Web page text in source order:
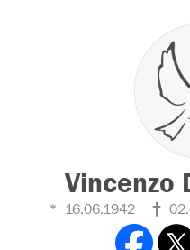
Vincenzo
16.06.1942